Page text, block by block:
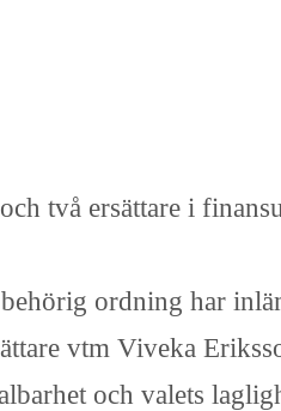
två ersättare i
ordning har
vtm Viveka
och valets